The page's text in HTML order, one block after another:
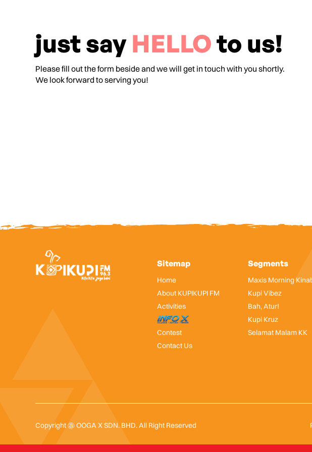
just say HELLOto us!
Please fill out the form beside and we will get in touch with you shortly.
We look forward to serving you!
Sitemap
Home
About KUPIKUPI FM
Activities
InfoX
Contest
Contact Us
Segments
Maxis Morning
Kupi Vibez
Bah, Atur!
Kupi Kruz
Selamat Malam KK
Copyright @ OOGA X SDN. BHD. All Right Reserved